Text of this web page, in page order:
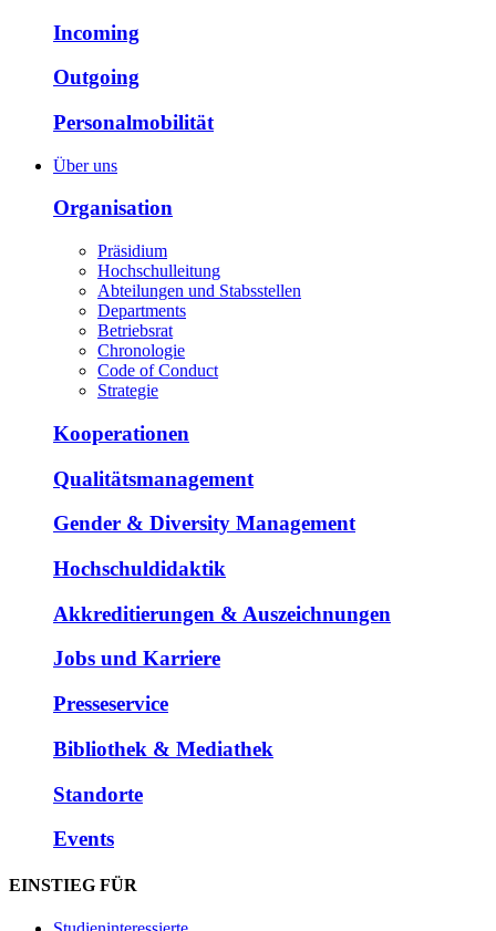
Incoming
Outgoing
Personalmobilität
Über uns
Organisation
Präsidium
Hochschulleitung
Abteilungen und Stabsstellen
Departments
Betriebsrat
Chronologie
Code of Conduct
Strategie
Kooperationen
Qualitätsmanagement
Gender & Diversity Management
Hochschuldidaktik
Akkreditierungen & Auszeichnungen
Jobs und Karriere
Presseservice
Bibliothek & Mediathek
Standorte
Events
EINSTIEG FÜR